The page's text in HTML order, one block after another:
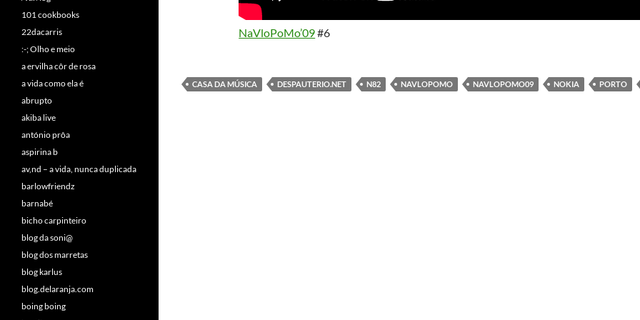
NaVloPoMo’09#6
CASA DA MÚSICA DESPAUTERIO.NET N82 NAVLOPOMO NAVLOPOMO09 NOKIA PORTO
101 cookbooks
22dacarris
:-; Olho e meio
a ervilha côr de rosa
a vida como ela é
abrupto
akiba live
antónio prôa
aspirina b
av,nd – a vida, nunca duplicada
barlowfriendz
barnabé
bicho carpinteiro
blog da soni@
blog dos marretas
blog karlus
blog.delaranja.com
boing boing